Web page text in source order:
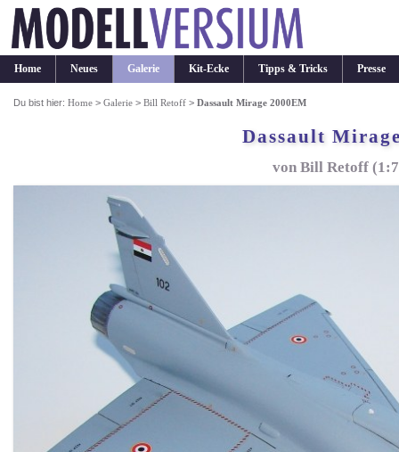
Home Neues Galerie Kit-Ecke Tipps & Tricks Presse
Du bist hier:Home >Galerie >Bill Retoff >Dassault Mirage 2000EM
Dassault
von Bill Retoff